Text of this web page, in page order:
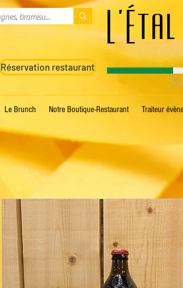
Réservation restaurant
Le Brunch Notre Boutique-Restaurant Traiteur